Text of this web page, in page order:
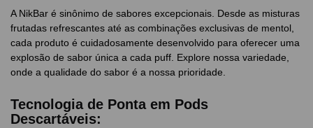
A NikBar é sinônimo de sabores excepcionais. Desde as misturas
frutadas refrescantes até as combinações exclusivas de mentol,
cada produto é cuidadosamente desenvolvido para oferecer uma
explosão de sabor única a cada puff. Explore nossa variedade,
onde a qualidade do sabor é a nossa prioridade.
Tecnologia de Ponta em Pods
Descartáveis: